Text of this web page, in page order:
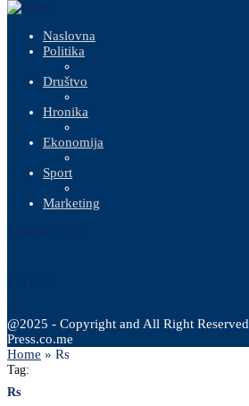
Naslovna
Politika
Društvo
Hronika
Ekonomija
Sport
Marketing
@2025 - Copyright and All Right Reserved
Press.co.me
Home » Rs
Tag:
Rs